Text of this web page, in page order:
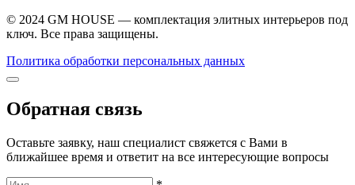
© 2024 GM HOUSE — комплектация элитных интерьеров под
ключ. Все права защищены.
Политика обработки персональных данных
Обратная связь
Оставьте заявку, наш специалист свяжется с Вами в
ближайшее время и ответит на все интересующие вопросы